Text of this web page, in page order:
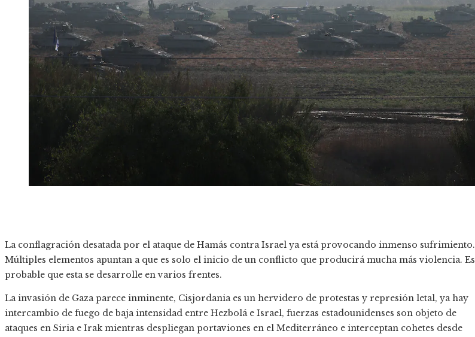
La conflagración desatada por el ataque de Hamás contra Israel ya está provocando inmenso sufrimiento.
Múltiples elementos apuntan a que es solo el inicio de un conflicto que producirá mucha más violencia. Es
probable que esta se desarrolle en varios frentes.
La invasión de Gaza parece inminente, Cisjordania es un hervidero de protestas y represión letal, ya hay
intercambio de fuego de baja intensidad entre Hezbolá e Israel, fuerzas estadounidenses son objeto de
ataques en Siria e Irak mientras despliegan portaviones en el Mediterráneo e interceptan cohetes desde